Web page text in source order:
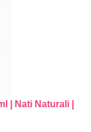
| Nati Naturali |